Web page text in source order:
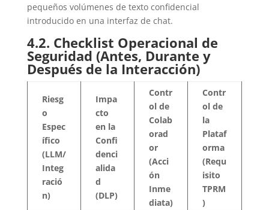
pequeños volúmenes de texto confidencial
introducido en una interfaz de chat.
4.2. Checklist Operacional de
Seguridad (Antes, Durante y
Después de la Interacción)
Riesg
o
Espec
ífico
(LLM/
Integ
ració
n)
Impa
cto
en la
Confi
denci
alida
d
(DLP)
Contr
ol de
Colab
orad
or
(Acci
ón
Inme
diata)
Contr
ol de
la
Plataf
orma
(Requ
isito
TPRM
)